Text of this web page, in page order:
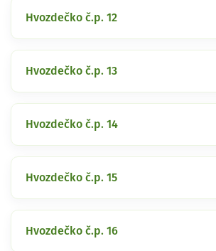
Hvozdečko č.p. 12
Hvozdečko č.p. 13
Hvozdečko č.p. 14
Hvozdečko č.p. 15
Hvozdečko č.p. 16